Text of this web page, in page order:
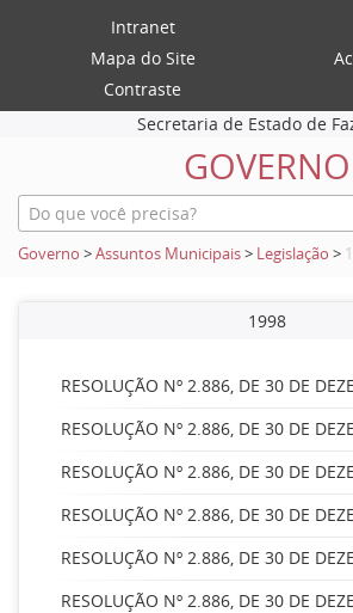
Intranet
Mapa do Site
Contraste
Secretaria de Estado de
GOVERNO
Governo >Assuntos Municipais> Legislação >
1998
RESOLUÇÃO Nº 2.886, DE 30 DE
RESOLUÇÃO Nº 2.886, DE 30 DE
RESOLUÇÃO Nº 2.886, DE 30 DE
RESOLUÇÃO Nº 2.886, DE 30 DE
RESOLUÇÃO Nº 2.886, DE 30 DE
RESOLUÇÃO Nº 2.886, DE 30 DE